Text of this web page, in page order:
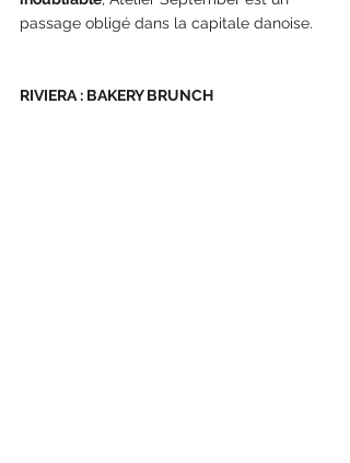
passage obligé dans la capitale danoise.
RIVIERA : BAKERY BRUNCH